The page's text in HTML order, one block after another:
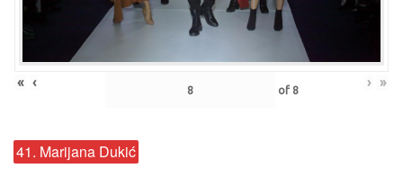
« ‹ of 8 › »
41. Marijana Dukić